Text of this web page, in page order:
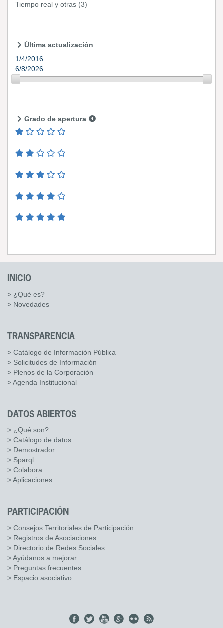
Tiempo real y otras (3)
Última actualización
1/4/2016
6/8/2026
Grado de apertura
INICIO
> ¿Qué es?
> Novedades
TRANSPARENCIA
> Catálogo de Información Pública
> Solicitudes de Información
> Plenos de la Corporación
> Agenda Institucional
DATOS ABIERTOS
> ¿Qué son?
> Catálogo de datos
> Demostrador
> Sparql
> Colabora
> Aplicaciones
PARTICIPACIÓN
> Consejos Territoriales de Participación
> Registros de Asociaciones
> Directorio de Redes Sociales
> Ayúdanos a mejorar
> Preguntas frecuentes
> Espacio asociativo